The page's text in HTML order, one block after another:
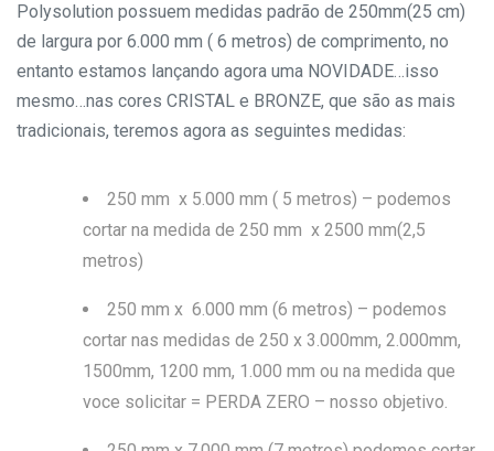
Polysolution possuem medidas padrão de 250mm(25 cm)
de largura por 6.000 mm ( 6 metros) de comprimento, no
entanto estamos lançando agora uma NOVIDADE…isso
mesmo…nas cores CRISTAL e BRONZE, que são as mais
tradicionais, teremos agora as seguintes medidas:
250 mm x 5.000 mm ( 5 metros) – podemos
cortar na medida de 250 mm x 2500 mm(2,5
metros)
250 mm x 6.000 mm (6 metros) – podemos
cortar nas medidas de 250 x 3.000mm, 2.000mm,
1500mm, 1200 mm, 1.000 mm ou na medida que
voce solicitar = PERDA ZERO – nosso objetivo.